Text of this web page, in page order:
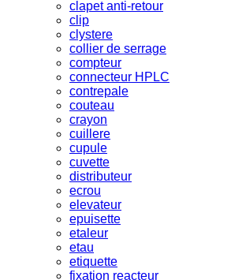
clapet anti-retour
clip
clystere
collier de serrage
compteur
connecteur HPLC
contrepale
couteau
crayon
cuillere
cupule
cuvette
distributeur
ecrou
elevateur
epuisette
etaleur
etau
etiquette
fixation reacteur